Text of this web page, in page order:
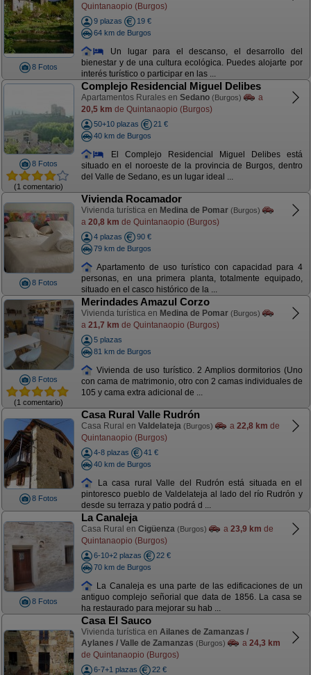
8 Fotos
Quintanaopio (Burgos)
9 plazas
19 €
64 km de Burgos
Un lugar para el descanso, el desarrollo del
bienestar y de una cultura ecológica. Puedes alojarte por
interés turístico o participar en las ...
8 Fotos
(1 comentario)
Complejo Residencial Miguel Delibes
Apartamentos Rurales en Sedano (Burgos)
a
20,5 km de Quintanaopio (Burgos)
50+10 plazas
21 €
40 km de Burgos
El Complejo Residencial Miguel Delibes está
situado en el noroeste de la provincia de Burgos, dentro
del Valle de Sedano, es un lugar ideal ...
8 Fotos
Vivienda Rocamador
Vivienda turística en Medina de Pomar (Burgos)
a 20,8 km de Quintanaopio (Burgos)
4 plazas
90 €
79 km de Burgos
Apartamento de uso turístico con capacidad para 4
personas, en una primera planta, totalmente equipado,
situado en el casco histórico de la ...
8 Fotos
(1 comentario)
Merindades Amazul Corzo
Vivienda turística en Medina de Pomar (Burgos)
a 21,7 km de Quintanaopio (Burgos)
5 plazas
81 km de Burgos
Vivienda de uso turístico. 2 Amplios dormitorios (Uno
con cama de matrimonio, otro con 2 camas individuales de
105 y cama extra adicional de ...
8 Fotos
Casa Rural Valle Rudrón
Casa Rural en Valdelateja (Burgos) a 22,8 km de
Quintanaopio (Burgos)
4-8 plazas
41 €
40 km de Burgos
La casa rural Valle del Rudrón está situada en el
pintoresco pueblo de Valdelateja al lado del río Rudrón y
desde su terraza y patio podrá d ...
8 Fotos
La Canaleja
Casa Rural en Cigüenza (Burgos) a 23,9 km de
Quintanaopio (Burgos)
6-10+2 plazas
22 €
70 km de Burgos
La Canaleja es una parte de las edificaciones de un
antiguo complejo señorial que data de 1856. La casa se
ha restaurado para mejorar su hab ...
Casa El Sauco
Vivienda turística en Ailanes de Zamanzas /
Aylanes / Valle de Zamanzas (Burgos) a 24,3 km
de Quintanaopio (Burgos)
6-7+1 plazas 22 €